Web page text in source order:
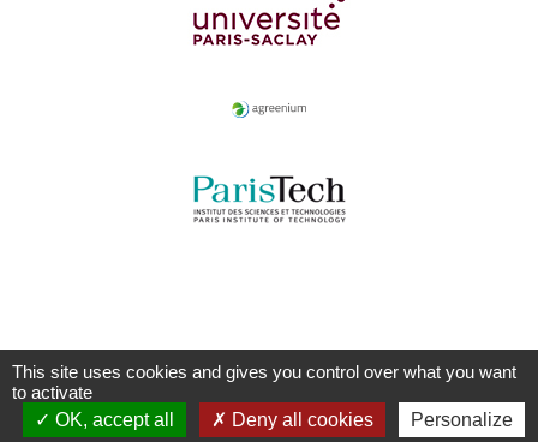
This site uses cookies and gives you control over what you want
to activate
OK, accept all
Deny all cookies Personalize